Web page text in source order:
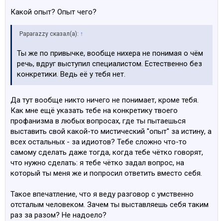
Какой опыт? Опыт чего?
Paparazzy сказал(а): ↑
Ты же по привычке, вообще нихера не понимая о чём
речь, вдруг выступил специалистом. Естественно без
конкретики. Ведь её у тебя нет.
Да тут вообще никто ничего не понимает, кроме тебя.
Как мне ещё указать тебе на конкретику твоего
профанизма в любых вопросах, где ты пытаешься
выставить свой какой-то мистический "опыт" за истину, а
всех остальных - за идиотов? Тебе сложно что-то
самому сделать даже тогда, когда тебе чётко говорят,
что нужно сделать: я тебе чётко задал вопрос, на
который ты меня же и попросил ответить вместо себя.
Такое впечатление, что я веду разговор с умственно
отсталым человеком. Зачем ты выставляешь себя таким
раз за разом? Не надоело?